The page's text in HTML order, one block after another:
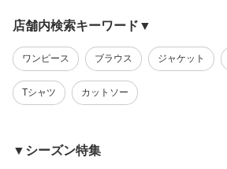
店舗内検索キーワード▼
ワンピース ブラウス ジャケット
Tシャツ カットソー
▼シーズン特集